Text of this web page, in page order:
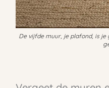
De vijfde muur, je plafond, is